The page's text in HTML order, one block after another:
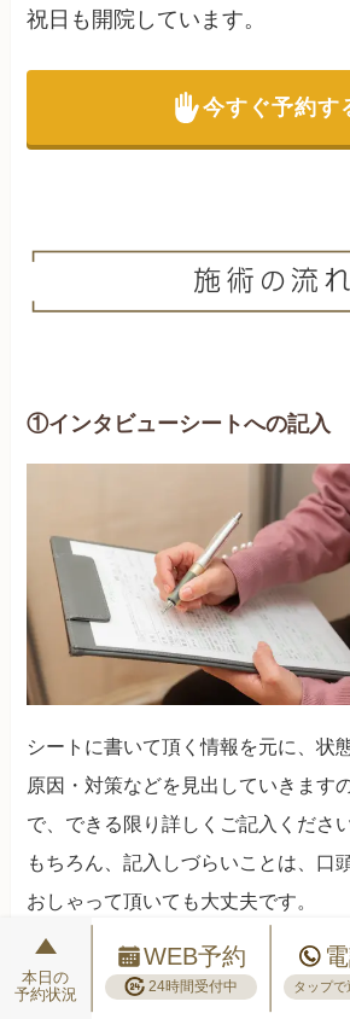
祝日も開院しています。
今すぐ予約す
①インタビューシートへの記入
シートに書いて頂く情報を元に、状
原因・対策などを見出していきます
で、できる限り詳しくご記入ください
もちろん、記入しづらいことは、口
おしゃって頂いても大丈夫です。
本日の
予約状況
WEB予約
24時間受付中 タップで